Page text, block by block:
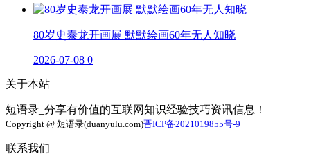
80岁史泰龙开画展 默默绘画60年无人知晓
2026-07-08 0
关于本站
短语录_分享有价值的互联网知识经验技巧资讯信息！
Copyright @ 短语录(duanyulu.com)晋ICP备2021019855号-9
联系我们